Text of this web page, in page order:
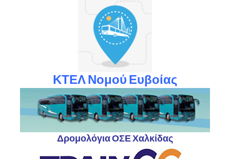
ΚΤΕΛ Νομού Ευβοίας
Δρομολόγια ΟΣΕ Χαλκίδας